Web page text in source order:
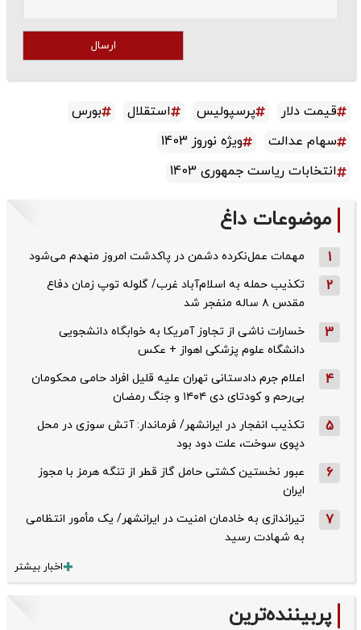
ارسال
قیمت دلار پرسپولیس استقلال
بورس
سهام عدالت
ویژه نوروز 1403
انتخابات ریاست جمهوری 1403
موضوعات داغ
1 مهمات عمل‌نکرده دشمن در پاکدشت امروز منهدم می‌شود
2
تکذیب حمله به اسلام‌آباد غرب/ گلوله توپ زمان دفاع
مقدس ۸ ساله منفجر شد
3
خسارات ناشی از تجاوز آمریکا به خوابگاه دانشجویی
دانشگاه علوم پزشکی اهواز + عکس
4
اعلام جرم دادستانی تهران علیه قلیل افراد حامی محکومان
بی‌رحم و کودتای دی‌ ۱۴۰۴ و جنگ رمضان
5
تکذیب ‌انفجار در ایرانشهر/ فرماندار: آتش سوزی در محل
دپوی سوخت، علت دود بود
6
عبور نخستین کشتی حامل گاز قطر از تنگه هرمز با مجوز
ایران
7
تیراندازی به خادمان امنیت در ایرانشهر/ یک مأمور انتظامی
به شهادت رسید
اخبار بیشتر
پربیننده‌ترین